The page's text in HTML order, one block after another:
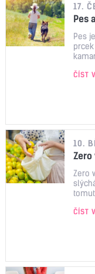
17.
Pes
Pes
ČÍST
10.
Zero
ČÍST